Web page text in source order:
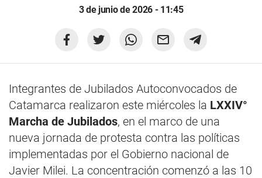
3 de junio de 2026 - 11:45
Integrantes de Jubilados Autoconvocados de
Catamarca realizaron este miércoles la LXXIV°
Marcha de Jubilados, en el marco de una
nueva jornada de protesta contra las políticas
implementadas por el Gobierno nacional de
Javier Milei. La concentración comenzó a las 10